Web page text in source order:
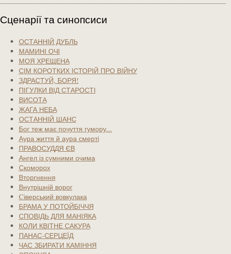
Сценарії та синопсиси
ОСТАННІЙ ДУБЛЬ
МАМИНІ ОЧІ
МОЯ ХРЕЩЕНА
СІМ КОРОТКИХ ІСТОРІЙ ПРО ВІЙНУ
ЗДРАСТУЙ, БОРЯ!
ПІГУЛКИ ВІД СТАРОСТІ
ВИСОТА
ЖАГА НЕБА
ОСТАННІЙ ШАНС
Бог теж має почуття гумору...
Аура життя й аура смерті
ПРАВОСУДДЯ ЄВ
Ангел із сумними очима
Скоморох
Вторгнення
Внутрішній ворог
Cіверський вовкулака
БРАМА У ПОТОЙБІЧЧЯ
СПОВІДЬ ДЛЯ МАНІЯКА
КОЛИ КВІТНЕ САКУРА
ПАНАС-СЕРЦЕЇД
ЧАС ЗБИРАТИ КАМІННЯ